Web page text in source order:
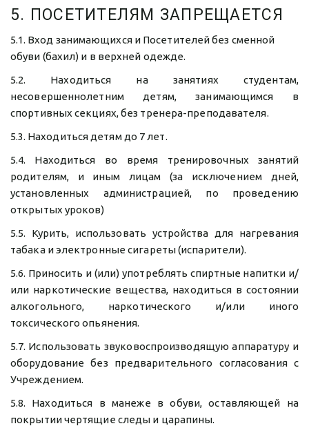
5. ПОСЕТИТЕЛЯМ ЗАПРЕЩАЕТСЯ
5.1. Вход занимающихся и Посетителей без сменной
обуви (бахил) и в верхней одежде.
5.2. Находиться на занятиях студентам,
несовершеннолетним детям, занимающимся в
спортивных секциях, без тренера-преподавателя.
5.3. Находиться детям до 7 лет.
5.4. Находиться во время тренировочных занятий
родителям, и иным лицам (за исключением дней,
установленных администрацией, по проведению
открытых уроков)
5.5. Курить, использовать устройства для нагревания
табака и электронные сигареты (испарители).
5.6. Приносить и (или) употреблять спиртные напитки и/
или наркотические вещества, находиться в состоянии
алкогольного, наркотического и/или иного
токсического опьянения.
5.7. Использовать звуковоспроизводящую аппаратуру и
оборудование без предварительного согласования с
Учреждением.
5.8. Находиться в манеже в обуви, оставляющей на
покрытии чертящие следы и царапины.